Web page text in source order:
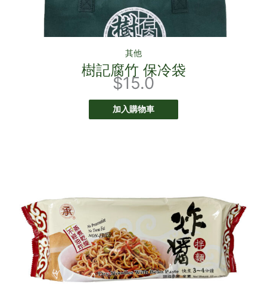
其他
樹記腐竹 保冷袋
$15.0
加入購物車